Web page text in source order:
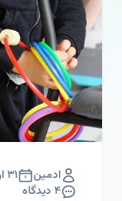
ادمین ۳۱ اردیبهشت ۱۴۰۲
۴ دیدگاه